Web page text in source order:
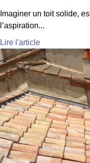
Imaginer un toit solide,
l’aspiration...
Lire l'article